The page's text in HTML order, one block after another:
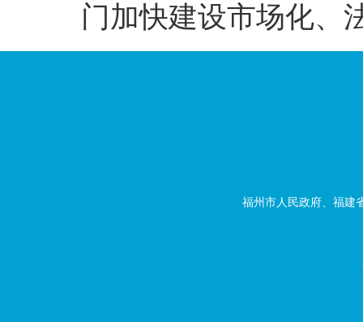
门加快建设市场化、
福州市人民政府、福建